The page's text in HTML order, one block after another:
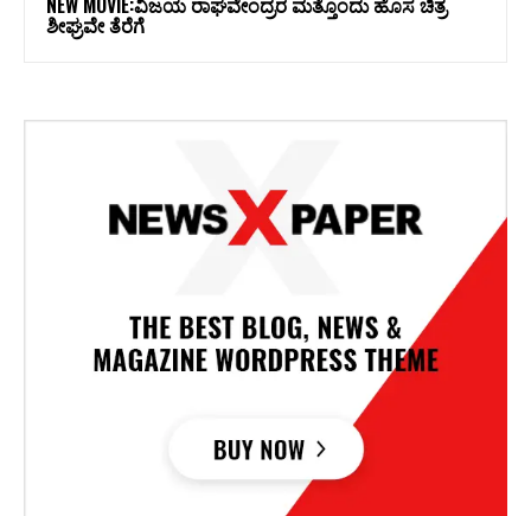
ಶೀಘ್ರವೇ ತೆರೆಗೆ